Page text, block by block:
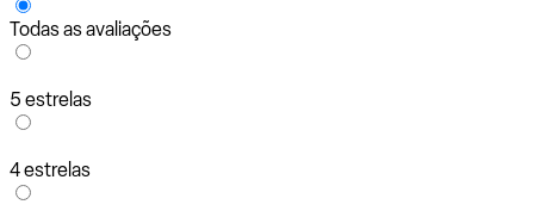
Todas as avaliações
5 estrelas
4 estrelas